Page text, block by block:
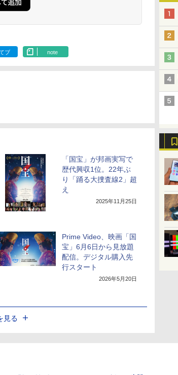
ブ note
「国宝」が邦画実写で
歴代興収1位。22年ぶ
り「踊る大捜査線2」超
え
2025年11月25日
Prime Video、映画「国
宝」6月6日から見放題
配信。デジタル購入先
行スタート
2026年5月20日
見る